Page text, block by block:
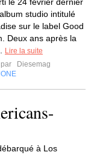
studio intitulé
sur le label Good
Deux ans après la
Lire la suite
Diesemag
à Los